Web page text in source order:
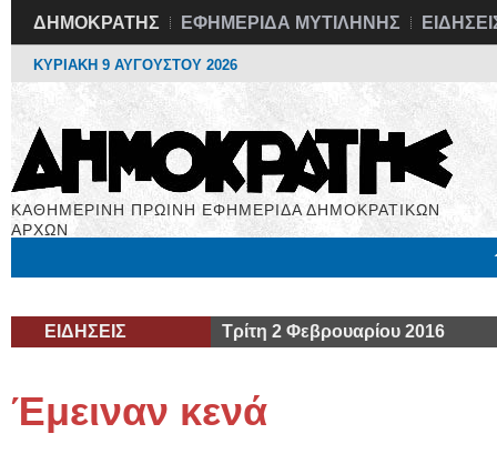
ΔΗΜΟΚΡΑΤΗΣ ΕΦΗΜΕΡΙΔΑ ΜΥΤΙΛΗΝΗΣ
ΚΥΡΙΑΚΗ 9 ΑΥΓΟΥΣΤΟΥ 2026
ΚΑΘΗΜΕΡΙΝΗ ΠΡΩΙΝΗ ΕΦΗΜΕΡΙΔΑ ΔΗΜΟΚΡΑΤΙΚΩΝ
ΑΡΧΩΝ
ΕΙΔΗΣΕΙΣ Τρίτη 2 Φεβρουαρίου 2016
Έμειναν κενά